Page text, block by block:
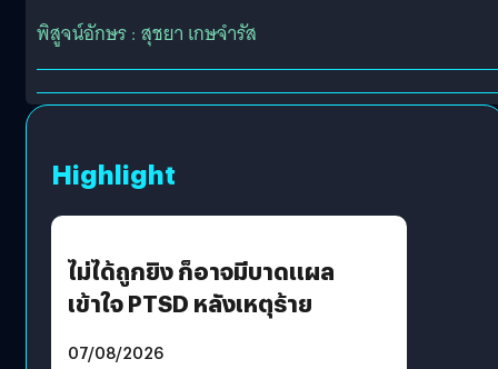
พิสูจน์อักษร : สุชยา เกษจำรัส
Highlight
ไม่ได้ถูกยิง ก็อาจมีบาดแผล
เข้าใจ PTSD หลังเหตุร้าย
07/08/2026